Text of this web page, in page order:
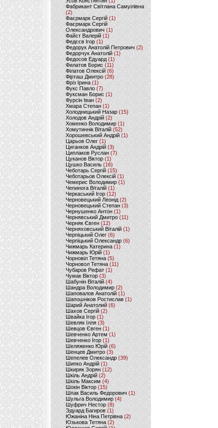
Фабрикант Світлана Самуілівна
(2)
Фаєрмарк Сергій(1)
Фаєрмарк Сергій
Олександрович (1)
Файст Валерій(1)
Федєєв Ігор (1)
Федорук Анатолій Петрович (2)
Федорчук Анатолій (1)
Федосов Едуард (1)
Филатов Борис (11)
Філатов Олексій (6)
Фірташ Дмитро (28)
Фріз Ірина (1)
Фукс Павло (7)
Фуксман Борис (1)
Фурсін Іван (2)
Хмара Степан(1)
Холодницький Назар(15)
Холодов Андрій (2)
Хоменко Володимир (1)
Хомутиннік Віталій (52)
Хорошевський Андрій (1)
Царьов Олег (1)
Циганков Андрій (3)
Циплаков Руслан(7)
Цуканов Віктор (1)
Цушко Василь (16)
Чеботарь Сергій (15)
Чеботарьов Олексій (1)
Чемерис Володимир (1)
Чепинога Віталій (1)
Черкаський Ігор (12)
Черновецький Леонід(2)
Черновецький Степан (3)
Чернушенко Антон (1)
Чернявський Дмитро(11)
Черняк Євген(12)
Черняховський Віталій (1)
Черпіцький Олег (6)
Черпіцький Олександр (6)
Чижмарь Катерина (1)
Чижмарь Юрій (1)
Чорновіл Тетяна (5)
Чорновол Тетяна (11)
Чубаров Рефат (1)
Чумак Віктор(3)
Шабунін Віталій (4)
Шандра Володимир (2)
Шаповалов Анатолій(1)
Шапошніков Ростислав(1)
Шарий Анатолий(6)
Шахов Сергій(2)
Швайка Ігор (1)
Шевляк Ілля (3)
Шевцов Євген (1)
Шевченко Артем(1)
Шевченко Ігор(1)
Шеляженко Юрій (6)
Шенцев Дмитро (3)
Шепелев Олександр (39)
Шипко Андрій(1)
Шкиряк Зорян(12)
Шкіль Андрій(2)
Шкіль Максим (4)
Шокін Віктор (15)
Шпак Василь Федорович (1)
Шульга Володимир (4)
Шуфрич Нестор(8)
Эдуард Багиров (1)
Южаніна Ніна Петрівна (2)
Юзькова Тетяна(2)